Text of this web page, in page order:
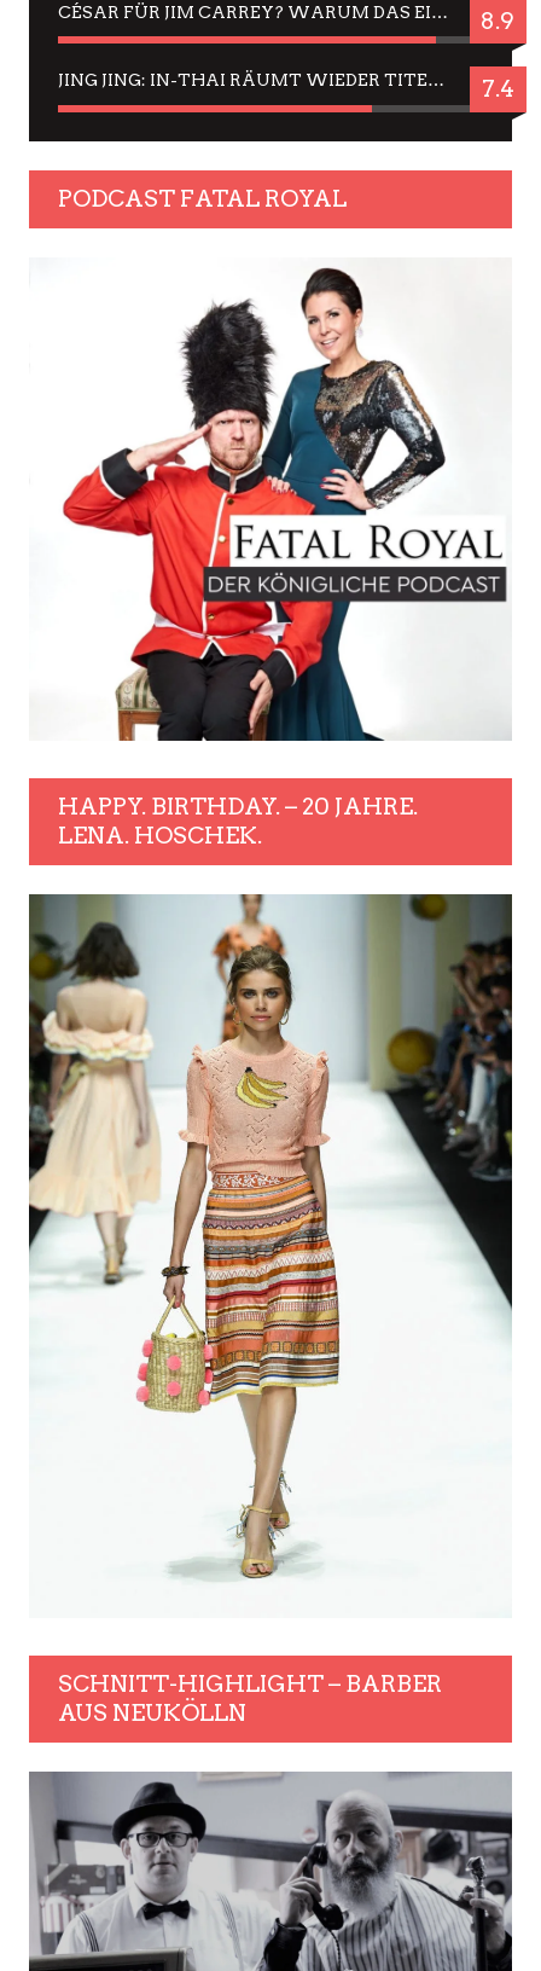
CÉSAR FÜR JIM CARREY? WARUM DAS EINER DER NERVIGSTEN ACTORS IST UND BLEIBT 8.9
JING JING: IN-THAI RÄUMT WIEDER TITEL AB – EIN ZWEI-STUNDEN-ERLEBNISBERICHT 7.4
PODCAST FATAL ROYAL
HAPPY. BIRTHDAY. – 20 JAHRE.
LENA. HOSCHEK.
SCHNITT-HIGHLIGHT – BARBER
AUS NEUKÖLLN